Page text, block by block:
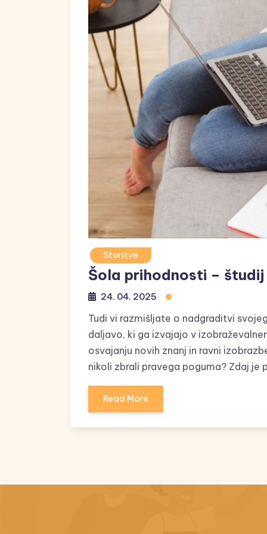
Storitve
Šola prihodnosti –
24. 04. 2025
Tudi vi razmišljate o nadgraditvi
daljavo, ki ga izvajajo v
osvajanju novih znanj in ravni
nikoli zbrali pravega poguma? Zdaj je
Read More